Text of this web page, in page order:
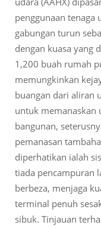
penggunaan tenaga
gabungan turun
dengan kuasa yang
1,200 buah rumah
memungkinkan
buangan dari aliran
untuk memanaskan
bangunan,
pemanasan
diperhatikan ialah
tiada pencampuran
berbeza, menjaga
terminal penuh
sibuk. Tinjauan